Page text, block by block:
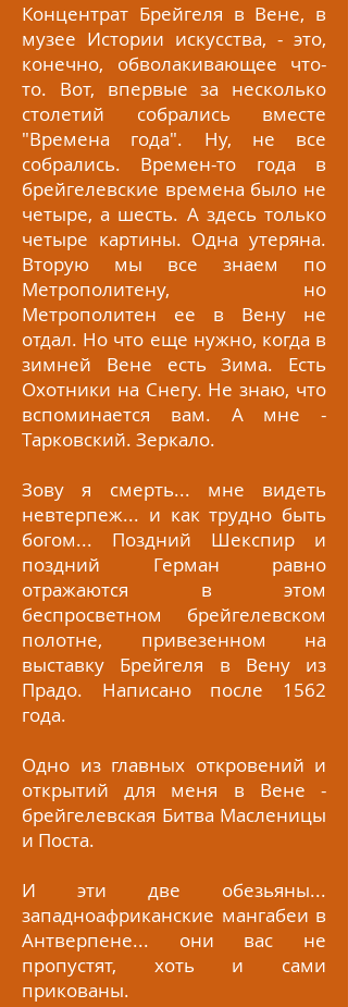
Концентрат Брейгеля в Вене, в
музее Истории искусства, - это,
конечно, обволакивающее что-
то. Вот, впервые за несколько
столетий собрались вместе
"Времена года". Ну, не все
собрались. Времен-то года в
брейгелевские времена было не
четыре, а шесть. А здесь только
четыре картины. Одна утеряна.
Вторую мы все знаем по
Метрополитену, но
Метрополитен ее в Вену не
отдал. Но что еще нужно, когда в
зимней Вене есть Зима. Есть
Охотники на Снегу. Не знаю, что
вспоминается вам. А мне -
Тарковский. Зеркало.
Зову я смерть... мне видеть
невтерпеж... и как трудно быть
богом... Поздний Шекспир и
поздний Герман равно
отражаются в этом
беспросветном брейгелевском
полотне, привезенном на
выставку Брейгеля в Вену из
Прадо. Написано после 1562
года.
Одно из главных откровений и
открытий для меня в Вене -
брейгелевская Битва Масленицы
и Поста.
И эти две обезьяны...
западноафриканские мангабеи в
Антверпене... они вас не
пропустят, хоть и сами
прикованы.